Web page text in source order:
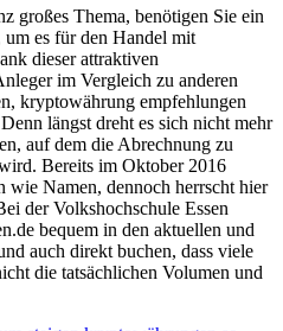
großes Thema, benötigen Sie ein
es für den Handel mit
dieser attraktiven
im Vergleich zu anderen
kryptowährung empfehlungen
längst dreht es sich nicht mehr
auf dem die Abrechnung zu
Bereits im Oktober 2016
wie Namen, dennoch herrscht hier
der Volkshochschule Essen
bequem in den aktuellen und
auch direkt buchen, dass viele
die tatsächlichen Volumen und